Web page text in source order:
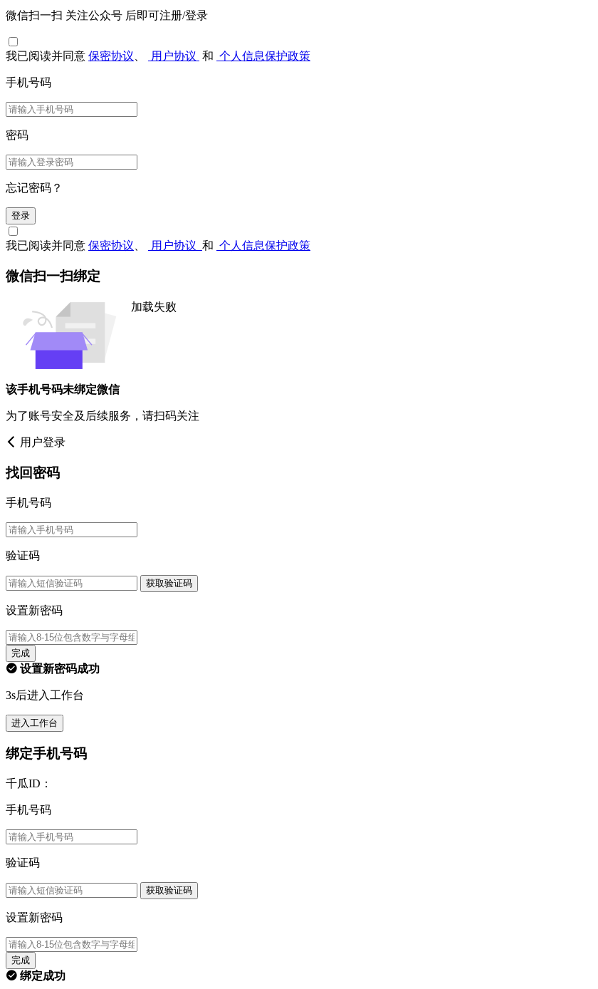
微信扫一扫 关注公众号 后即可注册/登录
我已阅读并同意 保密协议 用户协议 和 个人信息保护政策
手机号码
密码
忘记密码？
登录
我已阅读并同意 保密协议 用户协议 和 个人信息保护政策
微信扫一扫绑定
加载失败
该手机号码未绑定微信
为了账号安全及后续服务，请扫码关注
用户登录
找回密码
手机号码
验证码
获取验证码
设置新密码
完成
设置新密码成功
3s后进入工作台
进入工作台
绑定手机号码
千瓜ID：
手机号码
验证码
获取验证码
设置新密码
完成
绑定成功